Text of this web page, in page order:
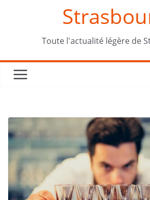
Toute l'actualité légère de